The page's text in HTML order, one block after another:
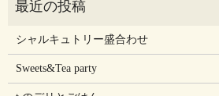
シャルキュトリー盛合わせ
Sweets&Tea party